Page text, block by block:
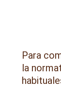
Para
la